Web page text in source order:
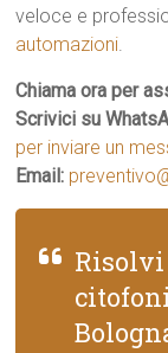
veloce e
automazioni.
Chiama ora per
Scrivici su
per inviare un
Email: